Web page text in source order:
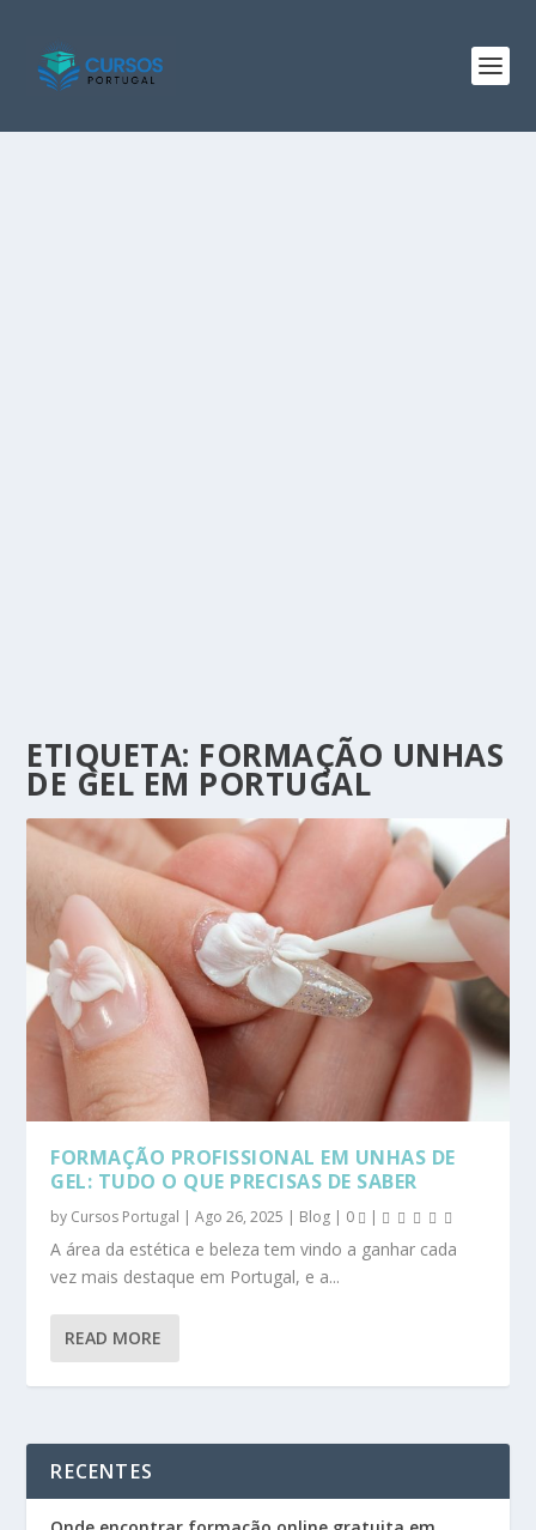
ETIQUETA: FORMAÇÃO UNHAS
DE GEL EM PORTUGAL
FORMAÇÃO PROFISSIONAL EM UNHAS DE
GEL: TUDO O QUE PRECISAS DE SABER
by Cursos Portugal |Ago 26, 2025 | Blog | 0 |
A área da estética e beleza tem vindo a ganhar cada
vez mais destaque em Portugal, e a...
READ MORE
RECENTES